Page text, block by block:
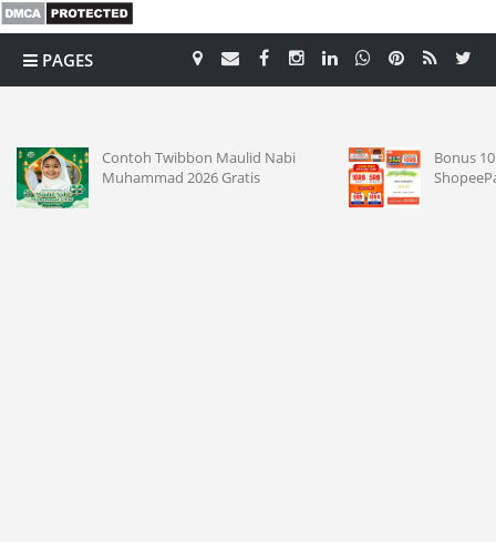
PAGES
Contoh Twibbon Maulid Nabi
Muhammad 2026 Gratis
Bonus